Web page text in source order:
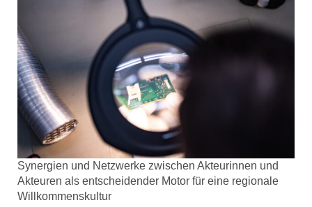
Synergien und Netzwerke zwischen Akteurinnen und
Akteuren als entscheidender Motor für eine regionale
Willkommenskultur